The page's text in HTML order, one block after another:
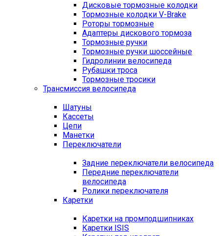
Дисковые тормозные колодки
Тормозные колодки V-Brake
Роторы тормозные
Адаптеры дискового тормоза
Тормозные ручки
Тормозные ручки шоссейные
Гидролинии велосипеда
Рубашки троса
Тормозные тросики
Трансмиссия велосипеда
Шатуны
Кассеты
Цепи
Манетки
Переключатели
Задние переключатели велосипеда
Передние переключатели
велосипеда
Ролики переключателя
Каретки
Каретки на промподшипниках
Каретки ISIS